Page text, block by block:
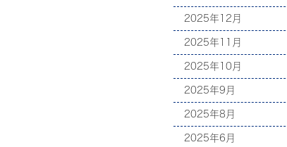
2025年12月
2025年11月
2025年10月
2025年9月
2025年8月
2025年6月